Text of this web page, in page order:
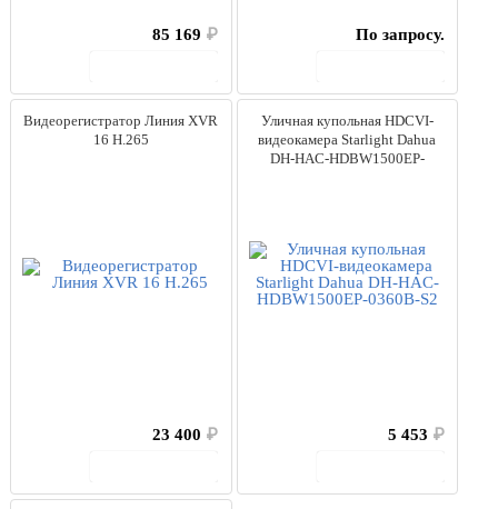
85 169 ₽
По запросу.
Видеорегистратор Линия XVR
16 H.265
23 400 ₽
Уличная купольная HDCVI-
видеокамера Starlight Dahua
DH-HAC-HDBW1500EP-
5 453 ₽